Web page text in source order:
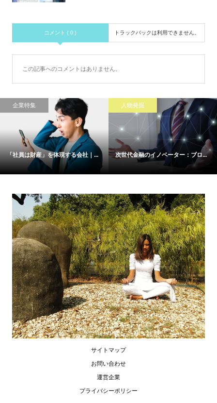
コメント ( 0 ) トラックバックは利用できません。
この記事へのコメントはありません。
企業特集
「社員は財産」を体現する会社｜...
人物発掘
次世代金融のイノベーター：ブロ...
サイトマップ
お問い合わせ
運営企業
プライバシーポリシー